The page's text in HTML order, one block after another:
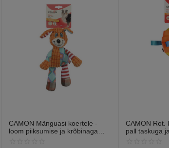
CAMON Mänguasi koertele -
loom piiksumise ja krõbinaga
CAMON Rot.
pall taskuga